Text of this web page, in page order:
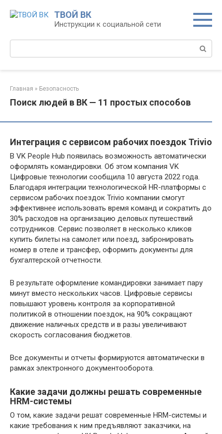
ТВОЙ ВК
Инструкции к социальной сети
Главная » Безопасность
Поиск людей в ВК — 11 простых способов
Интеграция с сервисом рабочих поездок Trivio
В VK People Hub появилась возможность автоматически
оформлять командировки. Об этом компания VK
Цифровые технологии сообщила 10 августа 2022 года.
Благодаря интеграции технологической HR-платформы с
сервисом рабочих поездок Trivio компании смогут
эффективнее использовать время команд и сократить до
30% расходов на организацию деловых путешествий
сотрудников. Сервис позволяет в несколько кликов
купить билеты на самолет или поезд, забронировать
номер в отеле и трансфер, оформить документы для
бухгалтерской отчетности.
В результате оформление командировки занимает пару
минут вместо нескольких часов. Цифровые сервисы
повышают уровень контроля за корпоративной
политикой в отношении поездок, на 90% сокращают
движение наличных средств и в разы увеличивают
скорость согласования бюджетов.
Все документы и отчеты формируются автоматически в
рамках электронного документооборота.
Какие задачи должны решать современные
HRM-системы
О том, какие задачи решат современные HRM-системы и
какие требования к ним предъявляют заказчики, на